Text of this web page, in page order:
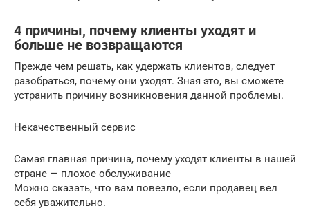
4 причины, почему клиенты уходят и
больше не возвращаются
Прежде чем решать, как удержать клиентов, следует
разобраться, почему они уходят. Зная это, вы сможете
устранить причину возникновения данной проблемы.
Некачественный сервис
Самая главная причина, почему уходят клиенты в нашей
стране — плохое обслуживание
Можно сказать, что вам повезло, если продавец вел
себя уважительно.